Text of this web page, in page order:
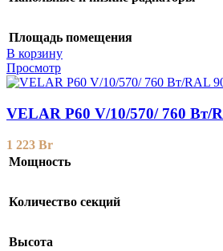
Площадь помещения
В корзину
Просмотр
VELAR P60 V/10/570/ 760 Bт/
1 223 Br
Мощность
Количество секций
Высота